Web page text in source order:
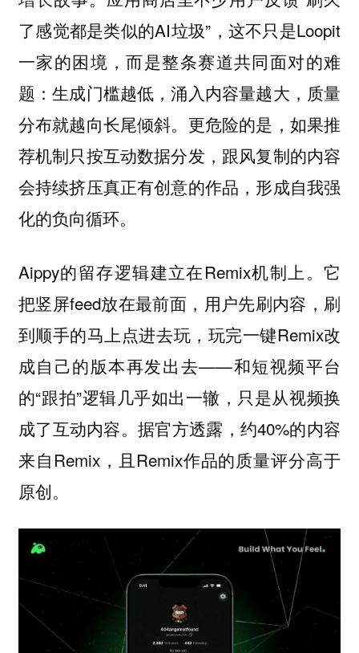
了感觉都是类似的AI垃圾”，这不只是Loopit
一家的困境，而是整条赛道共同面对的难
题：生成门槛越低，涌入内容量越大，质量
分布就越向长尾倾斜。更危险的是，如果推
荐机制只按互动数据分发，跟风复制的内容
会持续挤压真正有创意的作品，形成自我强
化的负向循环。
Aippy的留存逻辑建立在Remix机制上。它
把竖屏feed放在最前面，用户先刷内容，刷
到顺手的马上点进去玩，玩完一键Remix改
成自己的版本再发出去——和短视频平台
的“跟拍”逻辑几乎如出一辙，只是从视频换
成了互动内容。据官方透露，约40%的内容
来自Remix，且Remix作品的质量评分高于
原创。